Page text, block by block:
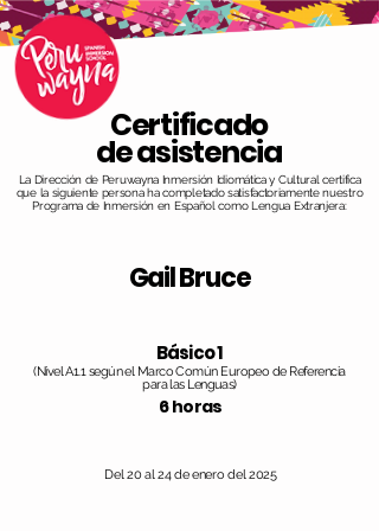
Certificado
de asistencia
La Dirección de Peruwayna Inmersión Idiomática y Cultural certifica
que la siguiente persona ha completado satisfactoriamente nuestro
Programa de Inmersión en Español como Lengua Extranjera:
Gail Bruce
Básico 1
(Nivel A1.1 según el Marco Común Europeo de Referencia
para las Lenguas)
6 horas
Del 20 al 24 de enero del 2025